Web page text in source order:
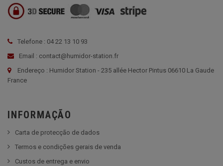
Telefone : 04 22 13 10 93
Email : contact@humidor-station.fr
Endereço : Humidor Station - 235 allée Hector Pintus 06610 La Gaude
France
INFORMAÇÃO
Carta de protecção de dados
Termos e condições gerais de venda
Custos de entrega e envio